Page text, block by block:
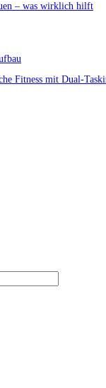
– was wirklich hilft
Fitness mit Dual-